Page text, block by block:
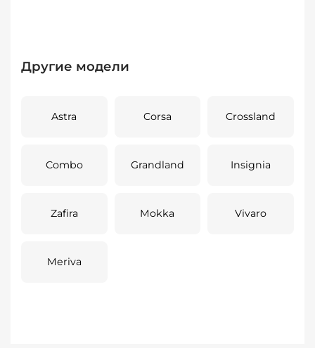
Другие модели
Astra Corsa Crossland
Combo Grandland Insignia
Zafira Mokka Vivaro
Meriva